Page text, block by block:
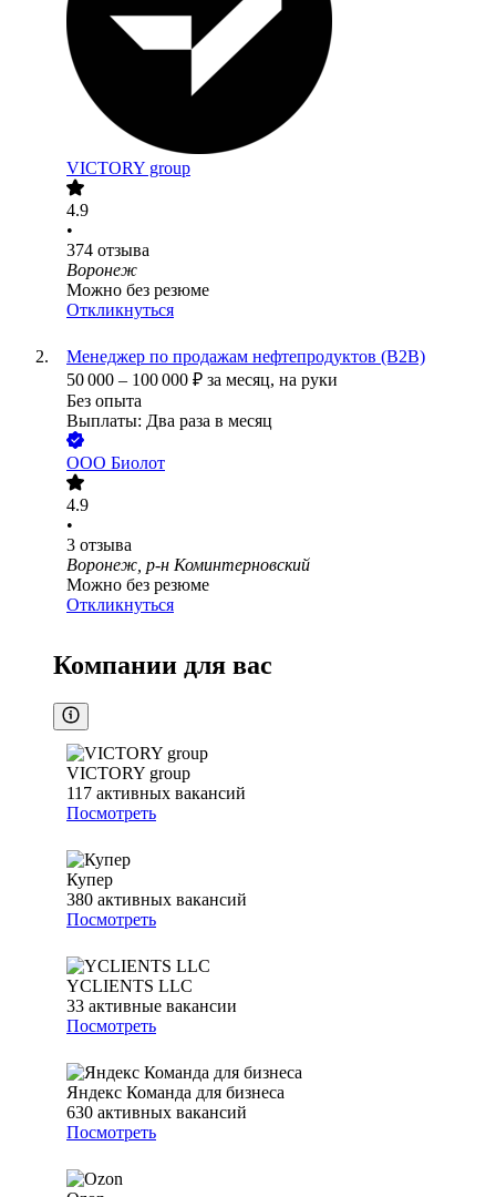
VICTORY group
4.9
•
374 отзыва
Воронеж
Можно без резюме
Откликнуться
Менеджер по продажам нефтепродуктов (В2В)
50 000 – 100 000 ₽ за месяц, на руки
Без опыта
Выплаты: Два раза в месяц
ООО Биолот
4.9
•
3 отзыва
Воронеж, р-н Коминтерновский
Можно без резюме
Откликнуться
Компании для вас
VICTORY group
117 активных вакансий
Посмотреть
Купер
380 активных вакансий
Посмотреть
YCLIENTS LLC
33 активные вакансии
Посмотреть
Яндекс Команда для бизнеса
630 активных вакансий
Посмотреть